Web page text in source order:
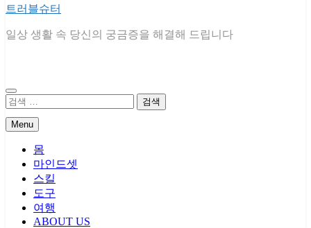
트러블슈터
일상 생활 속 당신의 궁금증을 해결해 드립니다
검
Menu
몸
마인드셋
스킬
도구
여행
ABOUT US